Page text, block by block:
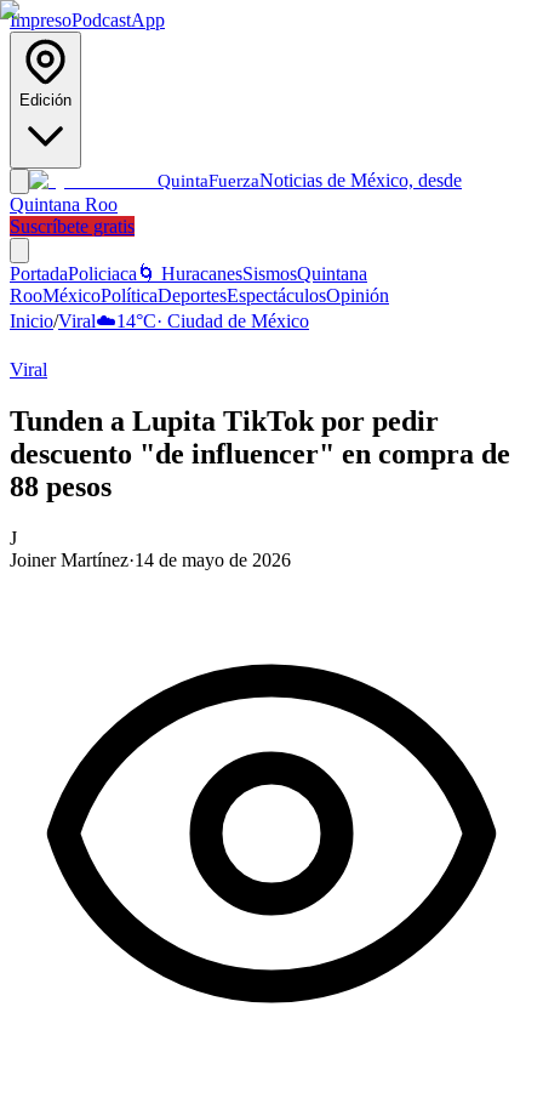
ImpresoPodcastApp
Edición
QuintaFuerzaNoticias de México, desde
Quintana Roo
Suscríbete gratis
PortadaPoliciaca 🌀 HuracanesSismosQuintana
RooMéxicoPolíticaDeportesEspectáculosOpinión
Inicio/Viral☁️14°C· Ciudad de México
Viral
Tunden a Lupita TikTok por pedir
descuento "de influencer" en compra de
88 pesos
J
Joiner Martínez·14 de mayo de 2026